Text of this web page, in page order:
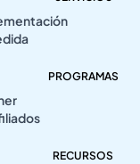
PROGRAMAS
RECURSOS